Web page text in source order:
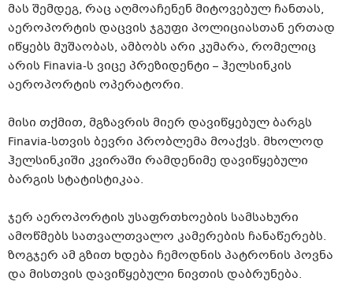
მას შემდეგ, რაც აღმოაჩენენ მიტოვებულ ჩანთას,
აეროპორტის დაცვის ჯგუფი პოლიციასთან ერთად
იწყებს მუშაობას, ამბობს არი კუმარა, რომელიც
არის Finavia-ს ვიცე პრეზიდენტი – ჰელსინკის
აეროპორტის ოპერატორი.
მისი თქმით, მგზავრის მიერ დავიწყებულ ბარგს
Finavia-სთვის ბევრი პრობლემა მოაქვს. მხოლოდ
ჰელსინკიში კვირაში რამდენიმე დავიწყებული
ბარგის სტატისტიკაა.
ჯერ აეროპორტის უსაფრთხოების სამსახური
ამოწმებს სათვალთვალო კამერების ჩანაწერებს.
ზოგჯერ ამ გზით ხდება ჩემოდნის პატრონის პოვნა
და მისთვის დავიწყებული ნივთის დაბრუნება.